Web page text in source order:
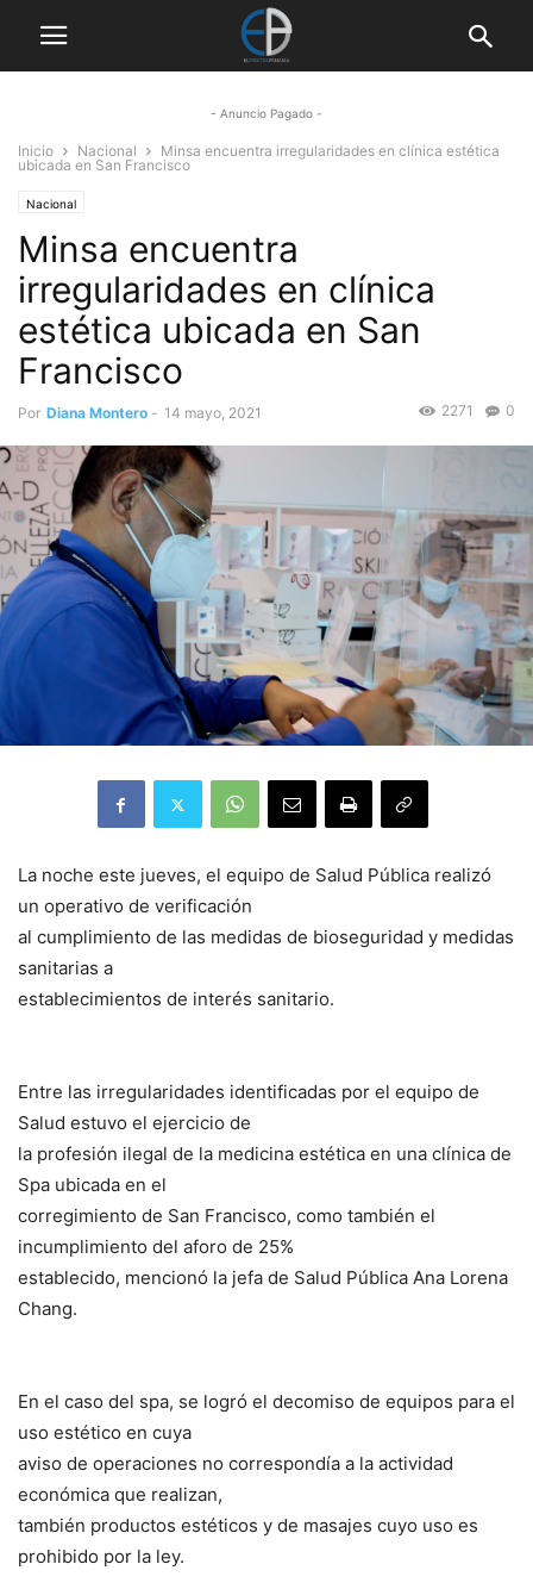
- Anuncio Pagado -
Inicio Nacional
Minsa encuentra irregularidades en clínica estética
ubicada en San Francisco
Nacional
Minsa encuentra
irregularidades en clínica
estética ubicada en San
Francisco
Por Diana Montero - 14 mayo, 2021 0
2271
La noche este jueves, el equipo de Salud Pública realizó
un operativo de verificación
al cumplimiento de las medidas de bioseguridad y medidas
sanitarias a
establecimientos de interés sanitario.
Entre las irregularidades identificadas por el equipo de
Salud estuvo el ejercicio de
la profesión ilegal de la medicina estética en una clínica de
Spa ubicada en el
corregimiento de San Francisco, como también el
incumplimiento del aforo de 25%
establecido, mencionó la jefa de Salud Pública Ana Lorena
Chang.
En el caso del spa, se logró el decomiso de equipos para el
uso estético en cuya
aviso de operaciones no correspondía a la actividad
económica que realizan,
también productos estéticos y de masajes cuyo uso es
prohibido por la ley.